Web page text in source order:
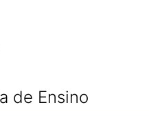
de Ensino